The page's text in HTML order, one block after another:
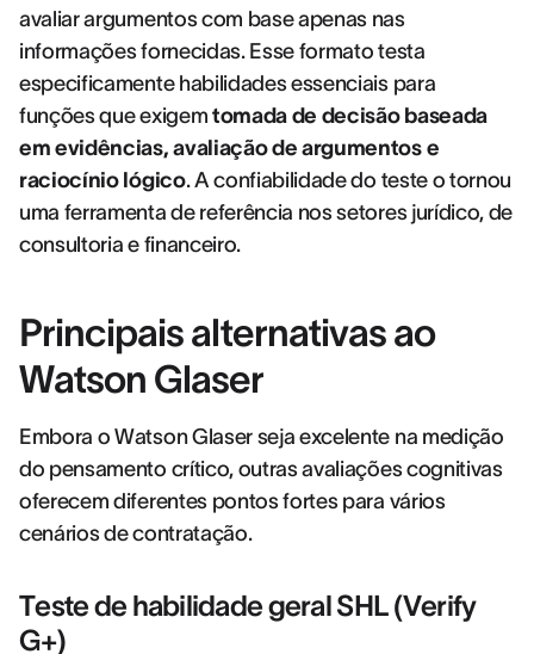
avaliar argumentos com base apenas nas
informações fornecidas. Esse formato testa
especificamente habilidades essenciais para
funções que exigem tomada de decisão baseada
em evidências, avaliação de argumentos e
raciocínio lógico. A confiabilidade do teste o tornou
uma ferramenta de referência nos setores jurídico, de
consultoria e financeiro.
Principais alternativas ao
Watson Glaser
Embora o Watson Glaser seja excelente na medição
do pensamento crítico, outras avaliações cognitivas
oferecem diferentes pontos fortes para vários
cenários de contratação.
Teste de habilidade geral SHL (Verify
G+)